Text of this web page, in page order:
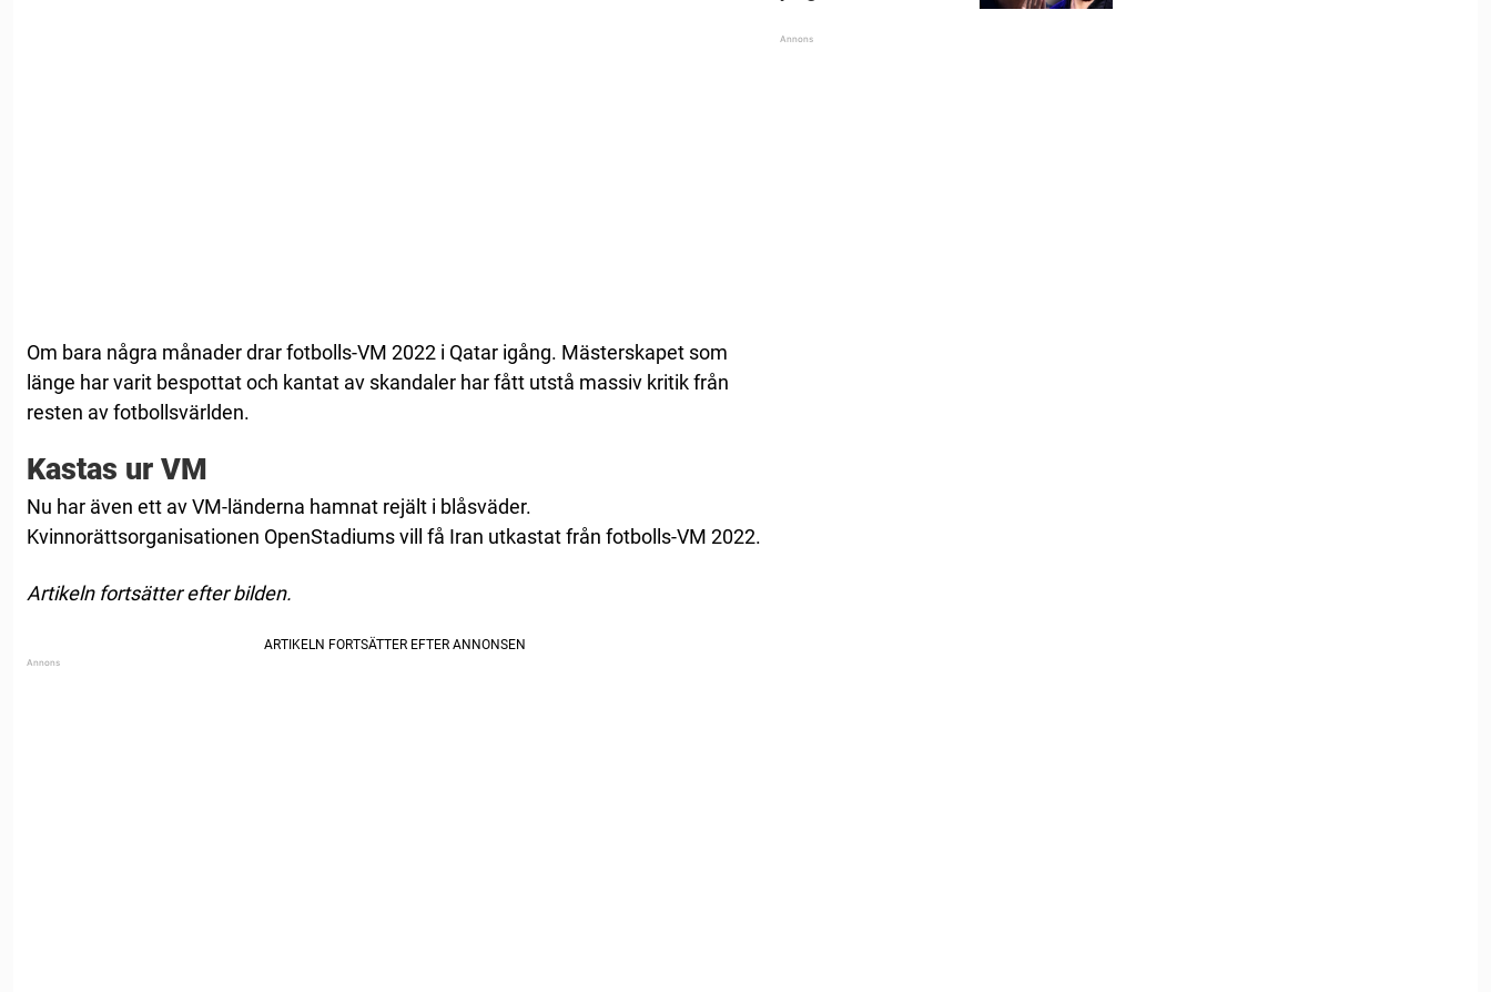
Om bara några månader drar fotbolls-VM 2022 i Qatar igång. Mästerskapet som
länge har varit bespottat och kantat av skandaler har fått utstå massiv kritik från
resten av fotbollsvärlden.
Kastas ur VM
Nu har även ett av VM-länderna hamnat rejält i blåsväder.
Kvinnorättsorganisationen OpenStadiums vill få Iran utkastat från fotbolls-VM 2022.
Artikeln fortsätter efter bilden.